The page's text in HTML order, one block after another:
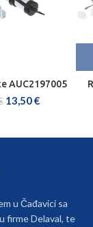
AUC2197005
13,50€
u Čađavici sa
firme Delaval, te